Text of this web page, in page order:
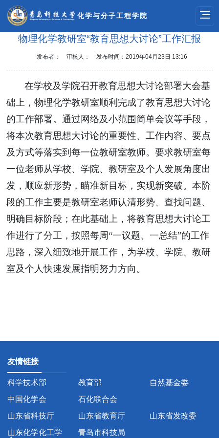
化学与分子工程学院
物理化学教研室“教育思想大讨论”工作汇报
发布者： 审核人： 发布时间：2019年04月23日 13:16
在学校及学院召开教育思想大讨论部署大会基
础上，物理化学教研室顺利完成了教育思想大讨论
的工作部署。通过网络及小范围简单会议等手段，
将本次教育思想大讨论的重要性、工作内容、要点
及方式等落实到每一位教研室教师。要求教研室每
一位老师从学校、学院、教研室及个人发展角度出
发，顺应新形势，瞄准新目标，实现新突破。本阶
段的工作主要是教研室老师认清形势、查找问题、
明确目标阶段；在此基础上，将教育思想大讨论工
作进行了分工，按照每周“一议题、一总结”的工作
思路，深入细致地开展工作，为学校、学院、教研
室及个人快速发展指明努力方向。
友情链接
科学技术部 教育部
自然基金委
中国化学会
石化联合会
山东省科技厅
山东省教育厅
山东省发改委
山东化学化工学
青岛市科技局